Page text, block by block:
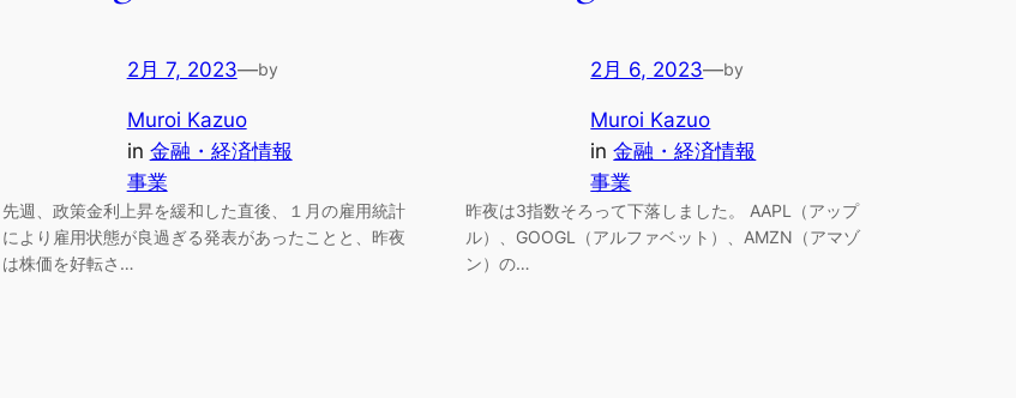
2月 7, 2023—by
Muroi Kazuo
in 金融・経済情報
事業
先週、政策金利上昇を緩和した直後、１月の雇用統計
により雇用状態が良過ぎる発表があったことと、昨夜
は株価を好転さ…
2月 6, 2023—by
Muroi Kazuo
in金融・経済情報
事業
昨夜は3指数そろって下落しました。 AAPL（アップ
ル）、GOOGL（アルファベット）、AMZN（アマゾ
ン）の…